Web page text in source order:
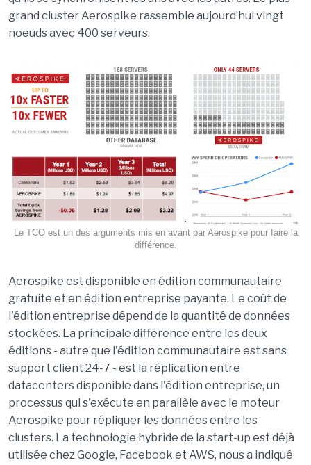
grand cluster Aerospike rassemble aujourd’hui vingt
noeuds avec 400 serveurs.
Le TCO est un des arguments mis en avant par Aerospike pour faire la
différence.
Aerospike est disponible en édition communautaire
gratuite et en édition entreprise payante. Le coût de
l'édition entreprise dépend de la quantité de données
stockées. La principale différence entre les deux
éditions - autre que l'édition communautaire est sans
support client 24-7 - est la réplication entre
datacenters disponible dans l'édition entreprise, un
processus qui s'exécute en parallèle avec le moteur
Aerospike pour répliquer les données entre les
clusters. La technologie hybride de la start-up est déjà
utilisée chez Google, Facebook et AWS, nous a indiqué